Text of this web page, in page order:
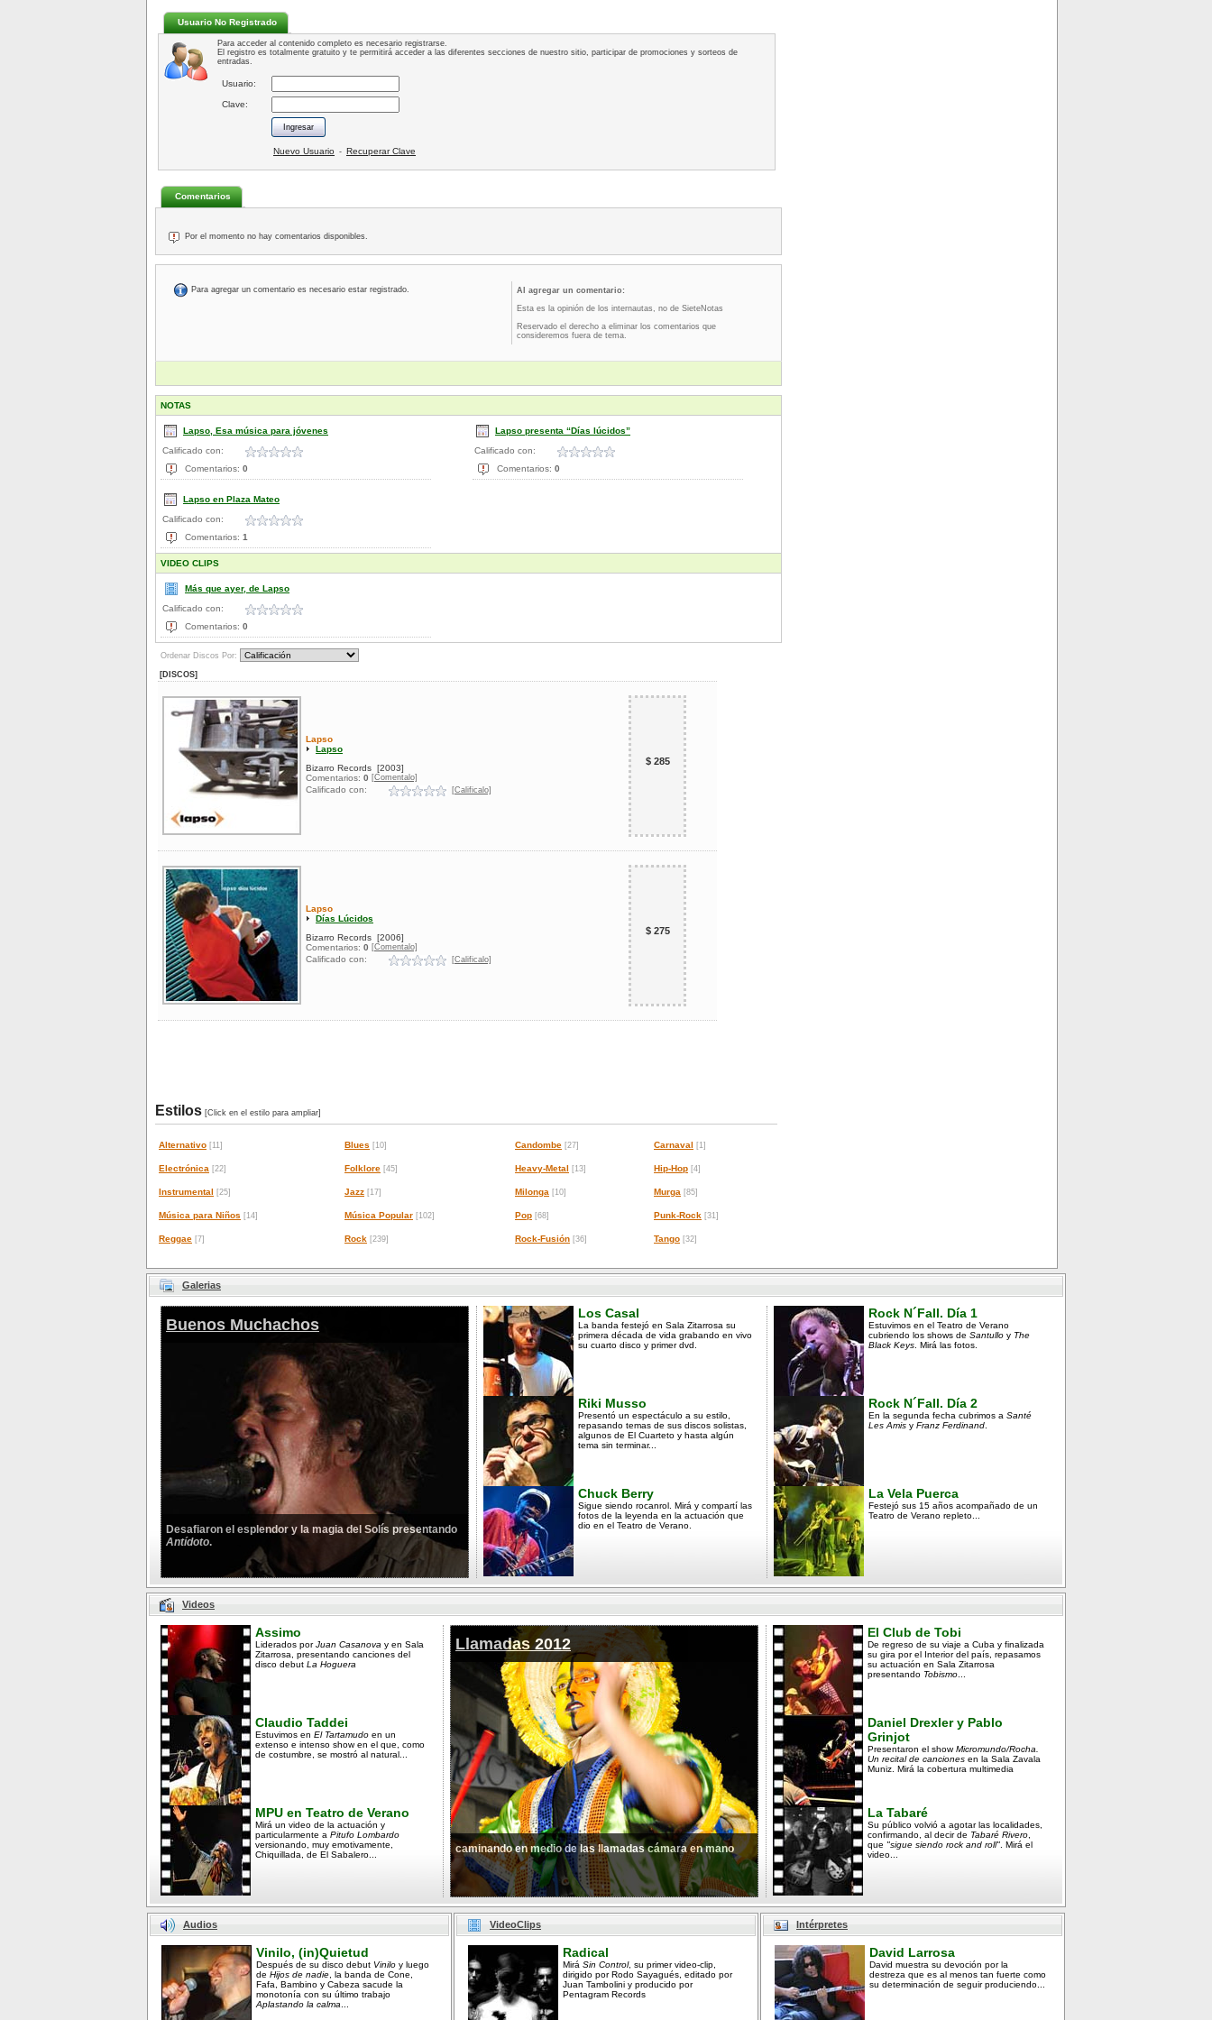
Usuario No Registrado
Para acceder al contenido completo es necesario registrarse.
El registro es totalmente gratuito y te permitirá acceder a las diferentes secciones de nuestro sitio, participar de promociones y sorteos de
entradas.
Usuario:
Clave:
Nuevo Usuario - Recuperar Clave
Comentarios
Por el momento no hay comentarios disponibles.
Para agregar un comentario es necesario estar registrado.
Al agregar un comentario:
Esta es la opinión de los internautas, no de SieteNotas
Reservado el derecho a eliminar los comentarios que
consideremos fuera de tema.
NOTAS
Lapso, Esa música para jóvenes
Calificado con:
Comentarios: 0
Lapso presenta “Días lúcidos”
Calificado con:
Comentarios: 0
Lapso en Plaza Mateo
Calificado con:
Comentarios: 1
VIDEO CLIPS
Más que ayer, de Lapso
Calificado con:
Comentarios: 0
Ordenar Discos Por:
[DISCOS]
Lapso
Lapso
Bizarro Records [2003]
Comentarios: 0 [Comentalo]
Calificado con: [Calificalo]
$ 285
Lapso
Días Lúcidos
Bizarro Records [2006]
Comentarios: 0 [Comentalo]
Calificado con: [Calificalo]
$ 275
Estilos [Click en el estilo para ampliar]
Alternativo [11] Blues [10] Candombe [27] Carnaval [1]
Electrónica [22] Folklore [45] Heavy-Metal [13] Hip-Hop [4]
Instrumental [25] Jazz [17] Milonga [10] Murga [85]
Música para Niños [14] Música Popular [102] Pop [68] Punk-Rock [31]
Reggae [7] Rock [239] Rock-Fusión [36] Tango [32]
Galerias
Buenos Muchachos
Desafiaron el esplendor y la magia del Solís presentando
Antídoto.
Los Casal
La banda festejó en Sala Zitarrosa su
primera década de vida grabando en vivo
su cuarto disco y primer dvd.
Riki Musso
Presentó un espectáculo a su estilo,
repasando temas de sus discos solistas,
algunos de El Cuarteto y hasta algún
tema sin terminar...
Chuck Berry
Sigue siendo rocanrol. Mirá y compartí las
fotos de la leyenda en la actuación que
dio en el Teatro de Verano.
Rock N´Fall. Día 1
Estuvimos en el Teatro de Verano
cubriendo los shows de Santullo y The
Black Keys . Mirá las fotos.
Rock N´Fall. Día 2
En la segunda fecha cubrimos a Santé
Les Amis y Franz Ferdinand
La Vela Puerca
Festejó sus 15 años acompañado de un
Teatro de Verano repleto...
Videos
Assimo
Liderados porJuan Casanova y en Sala
Zitarrosa, presentando canciones del
disco debut La Hoguera
Claudio Taddei
Estuvimos en El Tartamudo en un
extenso e intenso show en el que, como
de costumbre, se mostró al natural...
MPU en Teatro de Verano
Mirá un video de la actuación y
particularmente a Pitufo Lombardo
versionando, muy emotivamente,
Chiquillada, de El Sabalero...
Llamadas 2012
caminando en medio de las llamadas cámara en mano
El Club de Tobi
De regreso de su viaje a Cuba y finalizada
su gira por el Interior del país, repasamos
su actuación en Sala Zitarrosa
presentando Tobismo
Daniel Drexler y Pablo
Grinjot
Presentaron el showMicromundo/Rocha.
Un recital de canciones en la Sala Zavala
Muniz. Mirá la cobertura multimedia
La Tabaré
Su público volvió a agotar las localidades,
confirmando, al decir de Tabaré Rivero
que "sigue siendo rock and roll" . Mirá el
video...
Audios
Vinilo, (in)Quietud
Después de su disco debut Vinilo y luego
de Hijos de nadie , la banda de Cone,
Fafa, Bambino y Cabeza sacude la
monotonía con su último trabajo
Aplastando la calma
VideoClips
Radical
Mirá Sin Control, su primer video-clip,
dirigido por Rodo Sayagués, editado por
Juan Tambolini y producido por
Pentagram Records
Intérpretes
David Larrosa
David muestra su devoción por la
destreza que es al menos tan fuerte como
su determinación de seguir produciendo...